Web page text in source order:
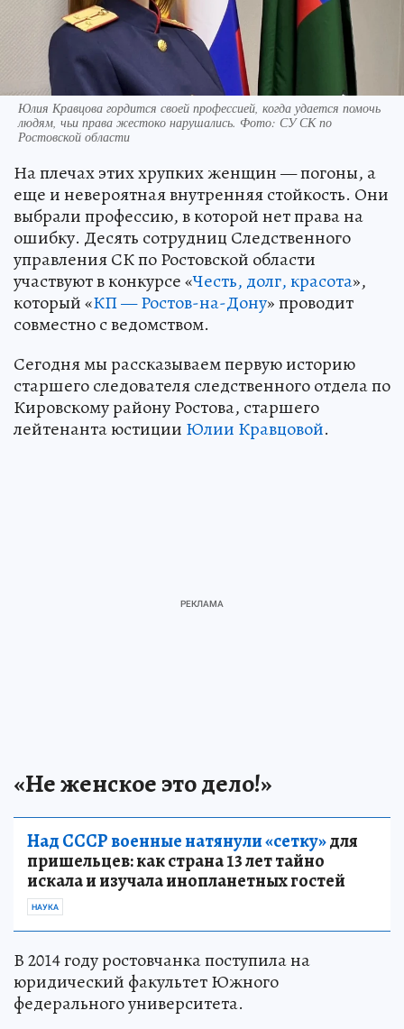
Юлия Кравцова гордится своей профессией, когда удается помочь
людям, чьи права жестоко нарушались. Фото: СУ СК по
Ростовской области
На плечах этих хрупких женщин — погоны, а
еще и невероятная внутренняя стойкость. Они
выбрали профессию, в которой нет права на
ошибку. Десять сотрудниц Следственного
управления СК по Ростовской области
участвуют в конкурсе «Честь, долг, красота»,
который «КП — Ростов-на-Дону» проводит
совместно с ведомством.
Сегодня мы рассказываем первую историю
старшего следователя следственного отдела по
Кировскому району Ростова, старшего
лейтенанта юстиции Юлии Кравцовой.
«Не женское это дело!»
Над СССР военные натянули «сетку»для
пришельцев: как страна 13 лет тайно
искала и изучала инопланетных гостей
НАУКА
В 2014 году ростовчанка поступила на
юридический факультет Южного
федерального университета.